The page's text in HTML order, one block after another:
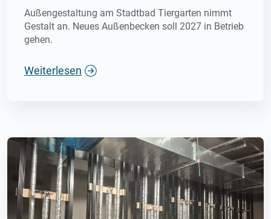
Außengestaltung am Stadtbad Tiergarten nimmt
Gestalt an. Neues Außenbecken soll 2027 in Betrieb
gehen.
Weiterlesen